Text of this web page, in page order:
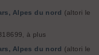
Alpes du nord (altori le
à plus
Alpes du nord (altori le